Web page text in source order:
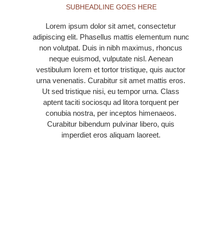
SUBHEADLINE GOES HERE
Lorem ipsum dolor sit amet, consectetur
adipiscing elit. Phasellus mattis elementum nunc
non volutpat. Duis in nibh maximus, rhoncus
neque euismod, vulputate nisl. Aenean
vestibulum lorem et tortor tristique, quis auctor
urna venenatis. Curabitur sit amet mattis eros.
Ut sed tristique nisi, eu tempor urna. Class
aptent taciti sociosqu ad litora torquent per
conubia nostra, per inceptos himenaeos.
Curabitur bibendum pulvinar libero, quis
imperdiet eros aliquam laoreet.